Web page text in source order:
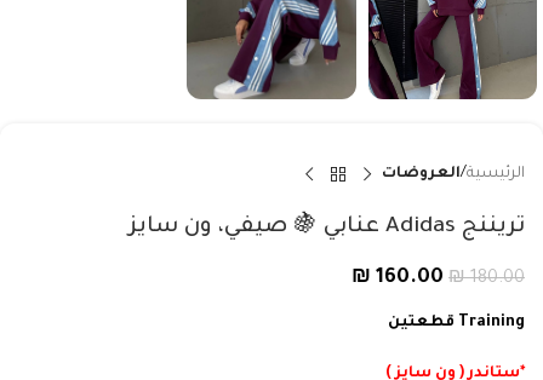
الرئيسية العروضات
تريننج Adidas عنابي 🍇 صيفي، ون سايز
₪180.00
₪ 160.00
Training قطعتين
*ستاندر ( ون سايز )